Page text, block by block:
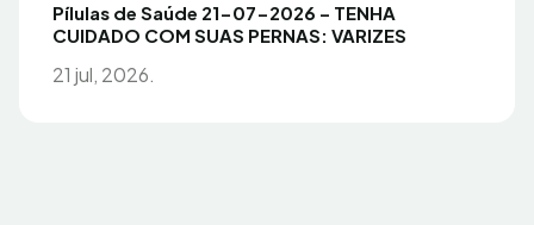
Pílulas de Saúde 21-07-2026 – TENHA
CUIDADO COM SUAS PERNAS: VARIZES
21 jul, 2026.